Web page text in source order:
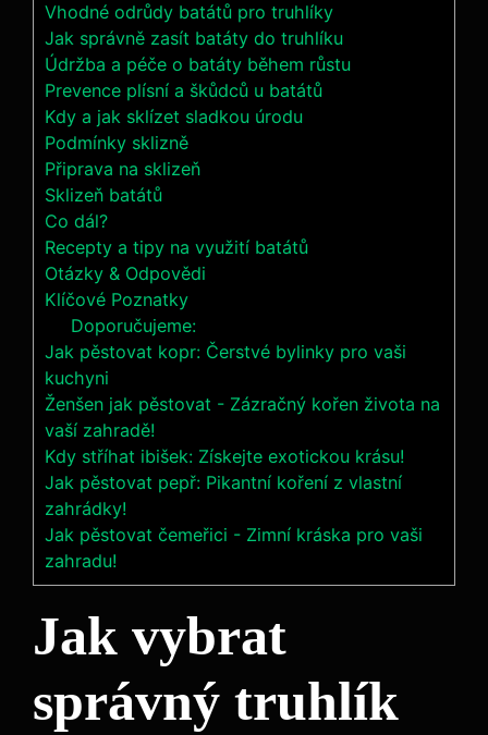
Vhodné odrůdy batátů pro truhlíky
Jak ⁤správně zasít batáty do⁤ truhlíku
Údržba a péče ⁢o batáty během růstu
Prevence plísní a škůdců​ u batátů
Kdy⁢ a jak sklízet ⁣sladkou úrodu
Podmínky sklizně
Připrava na sklizeň
Sklizeň batátů
Co dál?
Recepty a tipy na využití batátů
Otázky & ⁣Odpovědi
Klíčové Poznatky
Doporučujeme:
Jak pěstovat kopr: Čerstvé bylinky pro vaši
kuchyni
Ženšen jak pěstovat - Zázračný kořen života na
vaší zahradě!
Kdy stříhat ibišek: Získejte exotickou krásu!
Jak pěstovat pepř: Pikantní koření z vlastní
zahrádky!
Jak pěstovat čemeřici - Zimní kráska pro vaši
zahradu!
Jak vybrat
správný truhlík